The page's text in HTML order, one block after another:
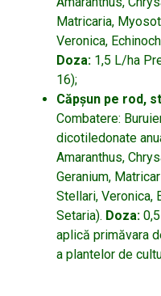
Matricaria,
Veronica,
Doza: 1,5 L/ha
16);
Căpșun pe rod,
Combatere:
dicotiledonate
Amaranthus,
Geranium,
Stellari, Veronica,
Setaria). Doza:
aplică primăvara
a plantelor de